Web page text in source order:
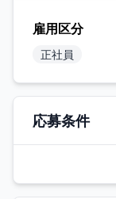
雇用区分
正社員
応募条件